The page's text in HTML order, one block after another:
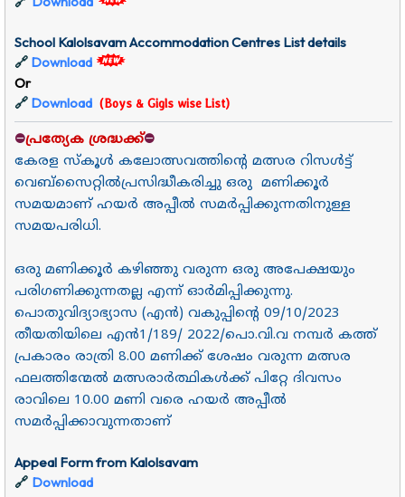
School Kalolsavam Accommodation Centres List details
🔗 Download
Or
🔗 Download (Boys & Gigls wise List)
⛔പ്രത്യേക ശ്രദ്ധക്ക്⛔
കേരള സ്കൂൾ കലോത്സവത്തിന്റെ മത്സര റിസൾട്ട്‌
വെബ്സൈറ്റിൽപ്രസിദ്ധീകരിച്ചു ഒരു മണിക്കൂർ
സമയമാണ് ഹയർ അപ്പീൽ സമർപ്പിക്കുന്നതിനുള്ള
സമയപരിധി.
ഒരു മണിക്കൂർ കഴിഞ്ഞു വരുന്ന ഒരു അപേക്ഷയും
പരിഗണിക്കുന്നതല്ല എന്ന് ഓർമിപ്പിക്കുന്നു.
പൊതുവിദ്യാഭ്യാസ (എൻ) വകുപ്പിന്റെ 09/10/2023
തീയതിയിലെ എൻ1/189/ 2022/പൊ.വി.വ നമ്പർ കത്ത്
പ്രകാരം രാത്രി 8.00 മണിക്ക് ശേഷം വരുന്ന മത്സര
ഫലത്തിന്മേൽ മത്സരാർത്ഥികൾക്ക് പിറ്റേ ദിവസം
രാവിലെ 10.00 മണി വരെ ഹയർ അപ്പീൽ
സമർപ്പിക്കാവുന്നതാണ്
Appeal Form from Kalolsavam
🔗 Download